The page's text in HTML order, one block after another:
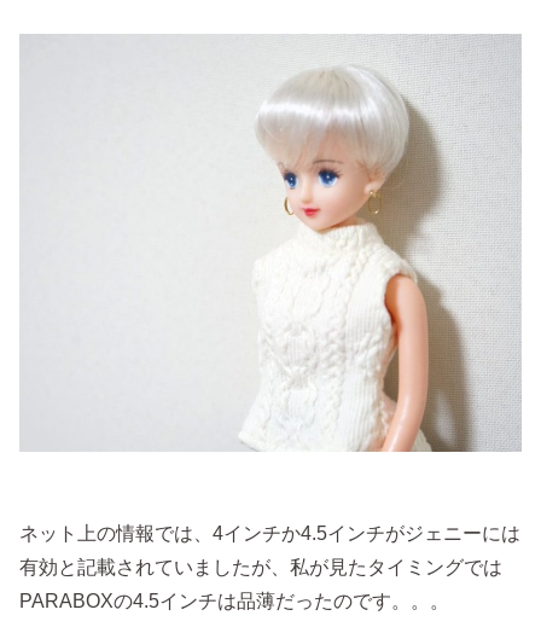
ネット上の情報では、4インチか4.5インチがジェニーには
有効と記載されていましたが、私が見たタイミングでは
PARABOXの4.5インチは品薄だったのです。。。